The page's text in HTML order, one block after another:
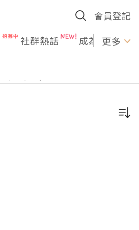
會員登記
社群熱話 成為U更多